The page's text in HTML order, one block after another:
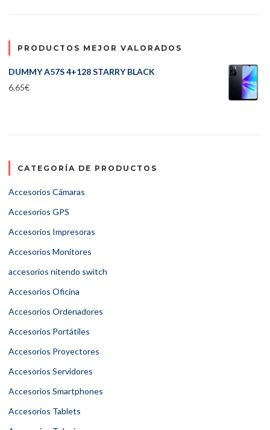
PRODUCTOS MEJOR VALORADOS
DUMMY A57S 4+128 STARRY BLACK
6,65€
CATEGORÍA DE PRODUCTOS
Accesorios Cámaras
Accesorios GPS
Accesorios Impresoras
Accesorios Monitores
accesorios nitendo switch
Accesorios Oficina
Accesorios Ordenadores
Accesorios Portátiles
Accesorios Proyectores
Accesorios Servidores
Accesorios Smartphones
Accesorios Tablets